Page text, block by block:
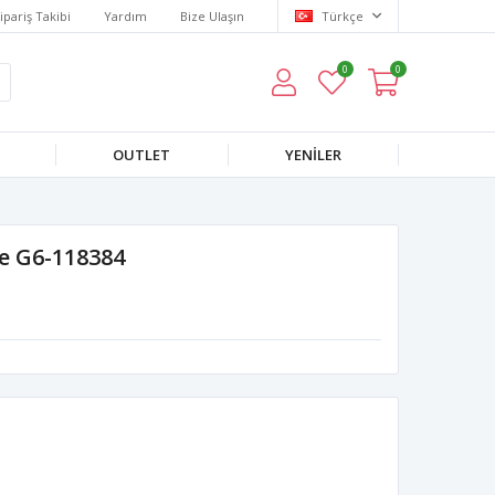
Takibi Yardım Bize Ulaşın Türkçe
0 0
OUTLET YENILER
G6-118384